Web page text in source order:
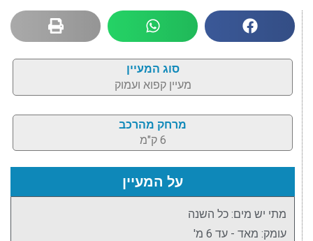
סוג המעיין
מעיין קפוא ועמוק
מרחק מהרכב
6 ק"מ
על המעיין
מתי יש מים: כל השנה
עומק: מאד - עד 6 מ'